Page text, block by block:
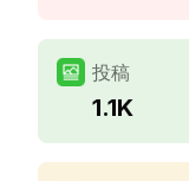
投稿
1.1K